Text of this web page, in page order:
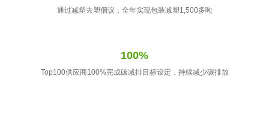
通过减塑去塑倡议，全年实现包装减塑1,500多吨
100%
Top100供应商100%完成碳减排目标设定，持续减少碳排放